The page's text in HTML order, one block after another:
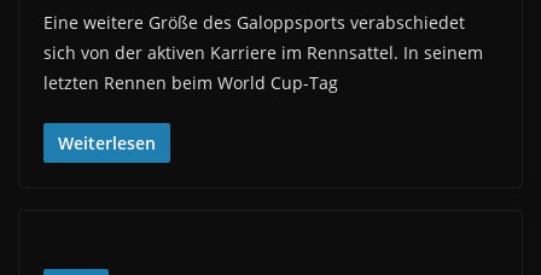
Eine weitere Größe des Galoppsports verabschiedet
sich von der aktiven Karriere im Rennsattel. In seinem
letzten Rennen beim World Cup-Tag
Weiterlesen